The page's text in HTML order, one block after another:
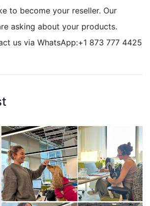
to become your reseller. Our
asking about your products.
us via WhatsApp:+1 873 777 4425